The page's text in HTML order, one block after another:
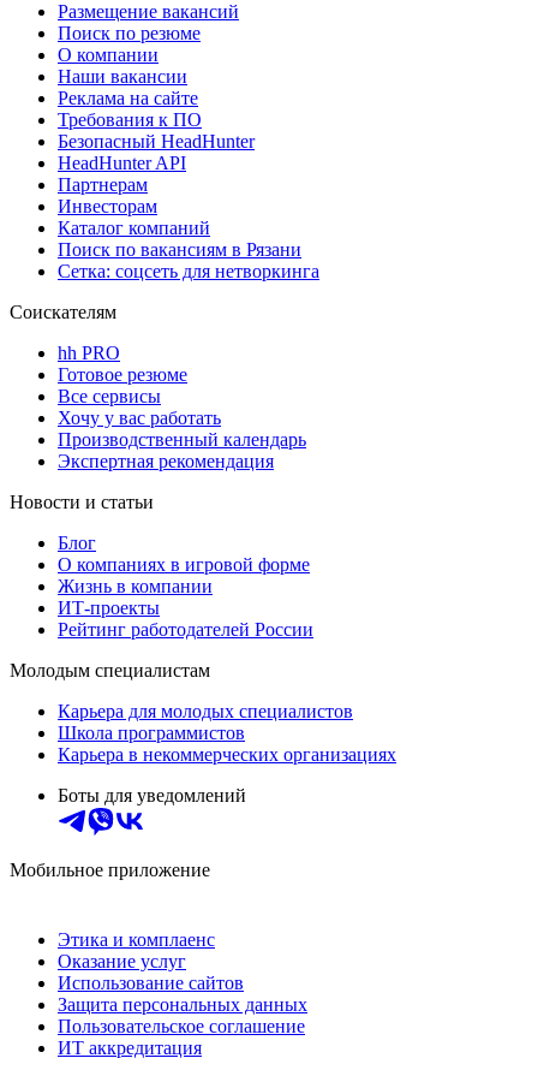
Размещение вакансий
Поиск по резюме
О компании
Наши вакансии
Реклама на сайте
Требования к ПО
Безопасный HeadHunter
HeadHunter API
Партнерам
Инвесторам
Каталог компаний
Поиск по вакансиям в Рязани
Сетка: соцсеть для нетворкинга
Соискателям
hh PRO
Готовое резюме
Все сервисы
Хочу у вас работать
Производственный календарь
Экспертная рекомендация
Новости и статьи
Блог
О компаниях в игровой форме
Жизнь в компании
ИТ-проекты
Рейтинг работодателей России
Молодым специалистам
Карьера для молодых специалистов
Школа программистов
Карьера в некоммерческих организациях
Боты для уведомлений
Мобильное приложение
Этика и комплаенс
Оказание услуг
Использование сайтов
Защита персональных данных
Пользовательское соглашение
ИТ аккредитация